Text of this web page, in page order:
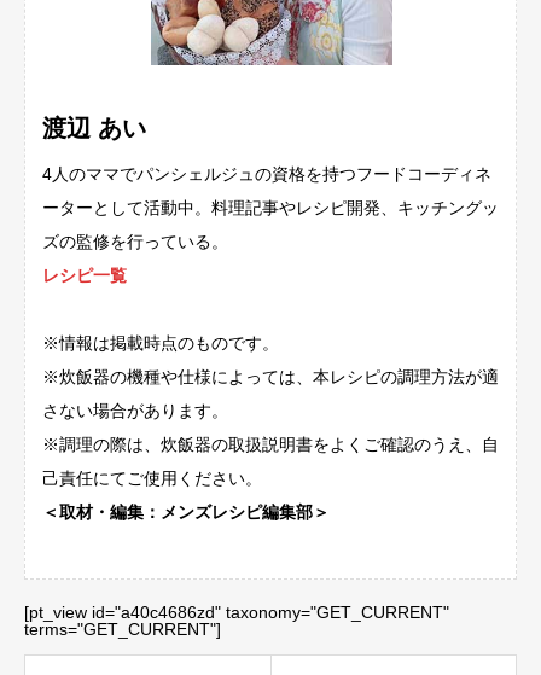
渡辺 あい
4人のママでパンシェルジュの資格を持つフードコーディネ
ーターとして活動中。料理記事やレシピ開発、キッチングッ
ズの監修を行っている。
レシピ一覧
※情報は掲載時点のものです。
※炊飯器の機種や仕様によっては、本レシピの調理方法が適
さない場合があります。
※調理の際は、炊飯器の取扱説明書をよくご確認のうえ、自
己責任にてご使用ください。
＜取材・編集：メンズレシピ編集部＞
[pt_view id="a40c4686zd" taxonomy="GET_CURRENT"
terms="GET_CURRENT"]